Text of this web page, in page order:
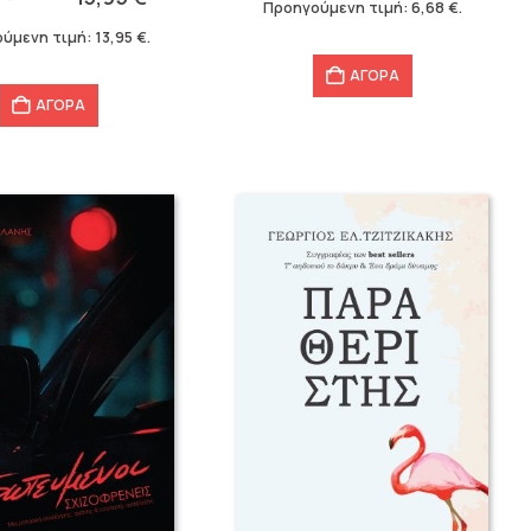
τιμή: 13,95 €.
ΑΓΟΡΑ
Προηγούμενη τιμή: 6,68 €.
ΑΓΟΡΑ